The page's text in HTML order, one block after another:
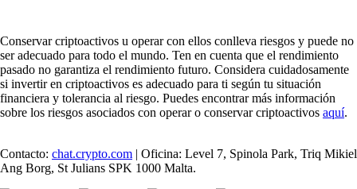
Conservar criptoactivos u operar con ellos conlleva riesgos y puede no
ser adecuado para todo el mundo. Ten en cuenta que el rendimiento
pasado no garantiza el rendimiento futuro. Considera cuidadosamente
si invertir en criptoactivos es adecuado para ti según tu situación
financiera y tolerancia al riesgo. Puedes encontrar más información
sobre los riesgos asociados con operar o conservar criptoactivos aquí.
Contacto: chat.crypto.com | Oficina: Level 7, Spinola Park, Triq Mikiel
Ang Borg, St Julians SPK 1000 Malta.